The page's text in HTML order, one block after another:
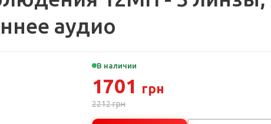
аудио
В наличии
1701 грн
2212грн